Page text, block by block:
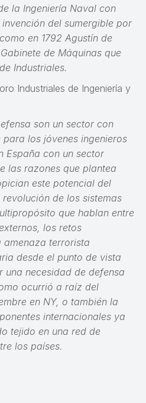
la Ingeniería Naval con
del sumergible por
en 1792 Agustín de
de Máquinas que
Industriales.
son un sector con
los jóvenes ingenieros
España con un sector
las razones que plantea
este potencial del
de los sistemas
que hablan entre
los retos
amenaza terrorista
desde el punto de vista
una necesidad de defensa
ocurrió a raíz del
en NY, o también la
internacionales ya
tejido en una red de
los países.